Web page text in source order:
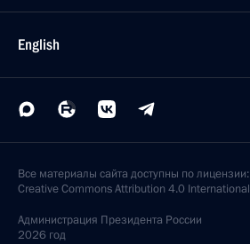
English
Все материалы сайта доступны по лицензии:
Creative Commons Attribution 4.0 International
Администрация Президента России
2026 год